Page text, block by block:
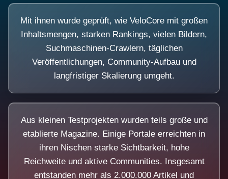
Mit ihnen wurde geprüft, wie VeloCore mit großen
Inhaltsmengen, starken Rankings, vielen Bildern,
Suchmaschinen-Crawlern, täglichen
Veröffentlichungen, Community-Aufbau und
langfristiger Skalierung umgeht.
Aus kleinen Testprojekten wurden teils große und
etablierte Magazine. Einige Portale erreichten in
ihren Nischen starke Sichtbarkeit, hohe
Reichweite und aktive Communities. Insgesamt
entstanden mehr als 2.000.000 Artikel und